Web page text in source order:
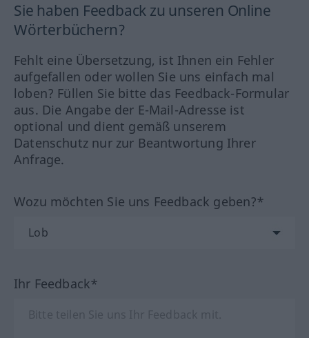
Sie haben Feedback zu unseren Online
Wörterbüchern?
Fehlt eine Übersetzung, ist Ihnen ein Fehler
aufgefallen oder wollen Sie uns einfach mal
loben? Füllen Sie bitte das Feedback-Formular
aus. Die Angabe der E-Mail-Adresse ist
optional und dient gemäß unserem
Datenschutz nur zur Beantwortung Ihrer
Anfrage.
Wozu möchten Sie uns Feedback geben?*
Ihr Feedback*